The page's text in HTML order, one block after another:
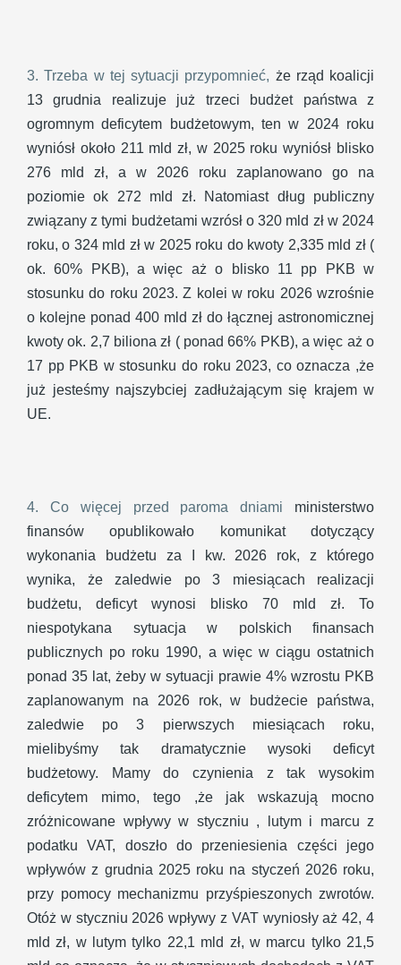
3. Trzeba w tej sytuacji przypomnieć, że rząd koalicji
13 grudnia realizuje już trzeci budżet państwa z
ogromnym deficytem budżetowym, ten w 2024 roku
wyniósł około 211 mld zł, w 2025 roku wyniósł blisko
276 mld zł, a w 2026 roku zaplanowano go na
poziomie ok 272 mld zł. Natomiast dług publiczny
związany z tymi budżetami wzrósł o 320 mld zł w 2024
roku, o 324 mld zł w 2025 roku do kwoty 2,335 mld zł (
ok. 60% PKB), a więc aż o blisko 11 pp PKB w
stosunku do roku 2023. Z kolei w roku 2026 wzrośnie
o kolejne ponad 400 mld zł do łącznej astronomicznej
kwoty ok. 2,7 biliona zł ( ponad 66% PKB), a więc aż o
17 pp PKB w stosunku do roku 2023, co oznacza ,że
już jesteśmy najszybciej zadłużającym się krajem w
UE.
4. Co więcej przed paroma dniami ministerstwo
finansów opublikowało komunikat dotyczący
wykonania budżetu za I kw. 2026 rok, z którego
wynika, że zaledwie po 3 miesiącach realizacji
budżetu, deficyt wynosi blisko 70 mld zł. To
niespotykana sytuacja w polskich finansach
publicznych po roku 1990, a więc w ciągu ostatnich
ponad 35 lat, żeby w sytuacji prawie 4% wzrostu PKB
zaplanowanym na 2026 rok, w budżecie państwa,
zaledwie po 3 pierwszych miesiącach roku,
mielibyśmy tak dramatycznie wysoki deficyt
budżetowy. Mamy do czynienia z tak wysokim
deficytem mimo, tego ,że jak wskazują mocno
zróżnicowane wpływy w styczniu , lutym i marcu z
podatku VAT, doszło do przeniesienia części jego
wpływów z grudnia 2025 roku na styczeń 2026 roku,
przy pomocy mechanizmu przyśpieszonych zwrotów.
Otóż w styczniu 2026 wpływy z VAT wyniosły aż 42, 4
mld zł, w lutym tylko 22,1 mld zł, w marcu tylko 21,5